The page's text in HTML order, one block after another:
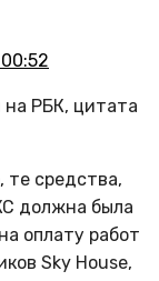
на РБК, цитата
те средства,
должна была
оплату работ
Sky House,